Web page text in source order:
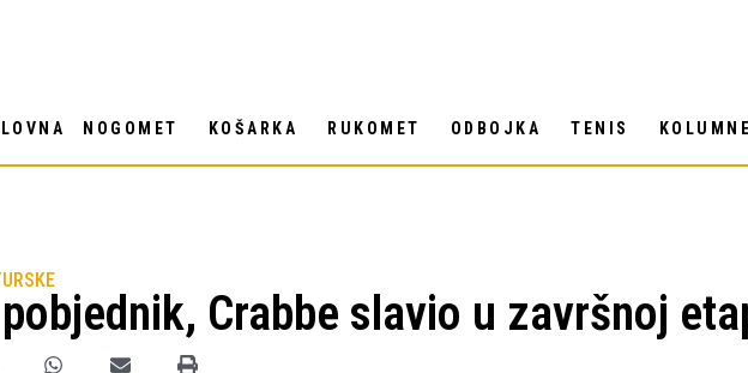
NOGOMET KOŠARKA RUKOMET ODBOJKA TENIS KOLUMNE
Crabbe slavio u završnoj